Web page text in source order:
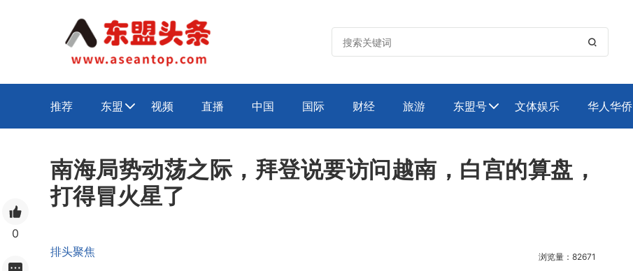

推荐 东盟  视频 直播 中国 国际 财经 旅游 东盟号 文体娱乐 华人华侨
0
南海局势动荡之际，拜登说要访问越南，白宫的算盘，
打得冒火星了
排头聚焦 浏览量：82671